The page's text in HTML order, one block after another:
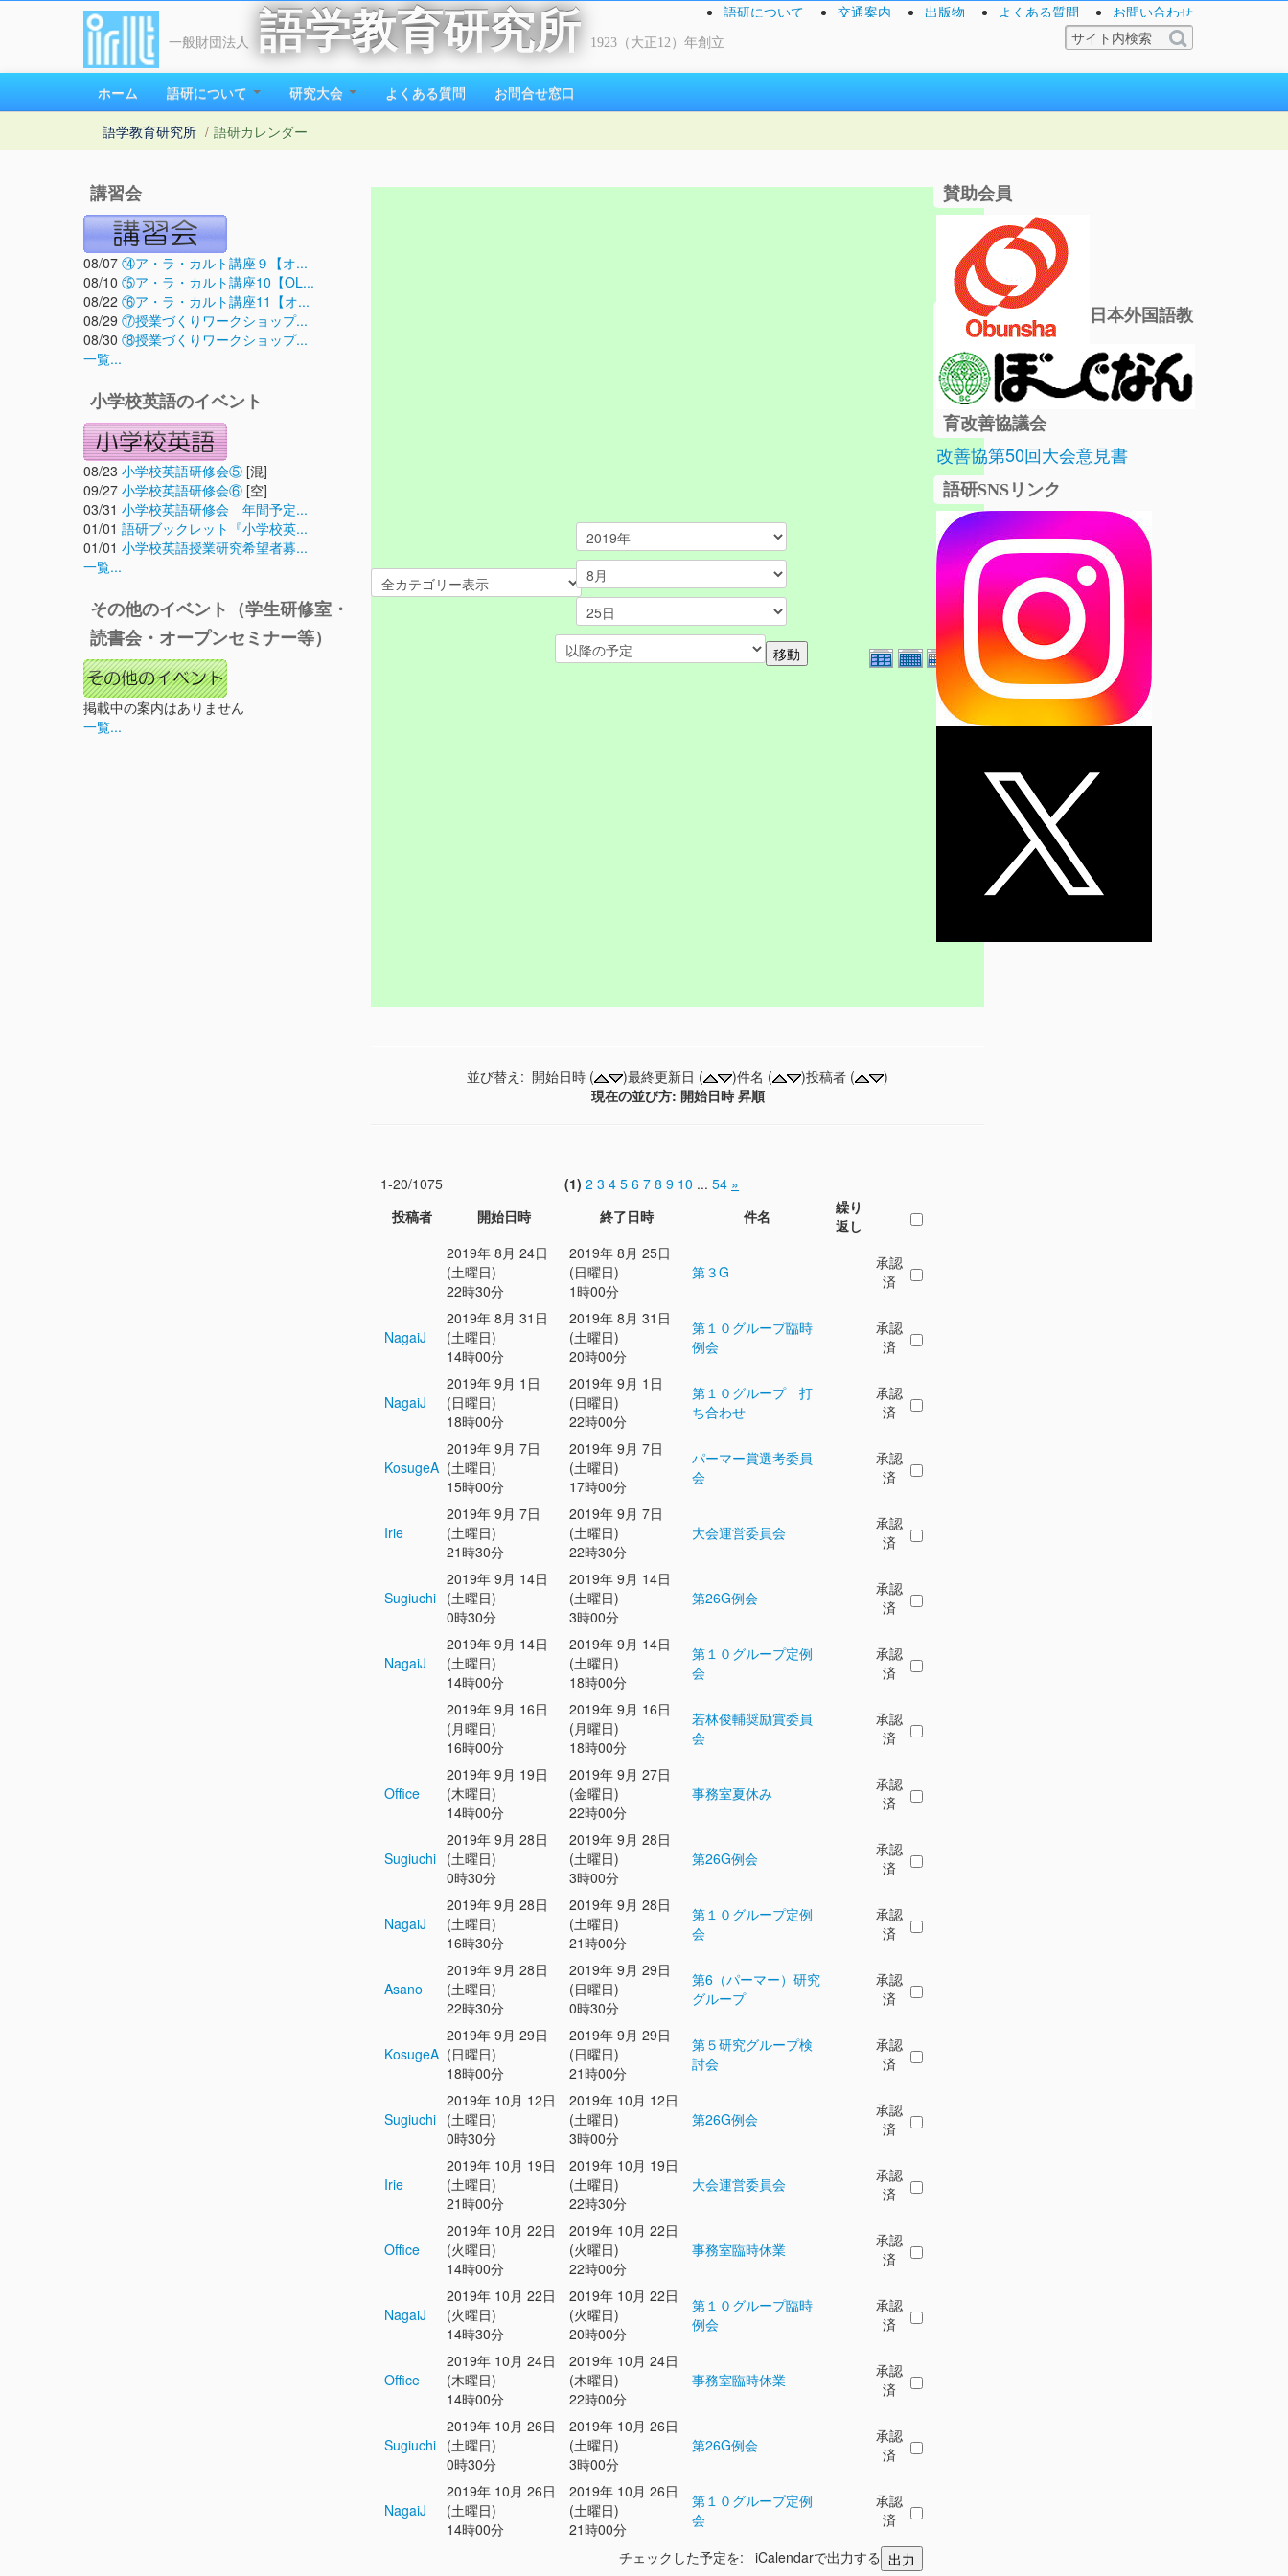
一般財団法人 語学教育研究所 1923（大正12）年創立
語研について 交通案内 出版物 よくある質問 お問い合わせ
ホーム 語研について 研究大会 よくある質問 お問合せ窓口
語学教育研究所 / 語研カレンダー
講習会
08/07 ⑭ア・ラ・カルト講座９【オ...
08/10 ⑮ア・ラ・カルト講座10【OL...
08/22 ⑯ア・ラ・カルト講座11【オ...
08/29 ⑰授業づくりワークショップ...
08/30 ⑱授業づくりワークショップ...
一覧...
小学校英語のイベント
08/23 小学校英語研修会⑤ [混]
09/27 小学校英語研修会⑥ [空]
03/31 小学校英語研修会 年間予定...
01/01 語研ブックレット『小学校英...
01/01 小学校英語授業研究希望者募...
一覧...
その他のイベント（学生研修室・
読書会・オープンセミナー等）
掲載中の案内はありません
一覧...
並び替え: 開始日時 ( )最終更新日 ( )件名 ( )投稿者 (
)
現在の並び方: 開始日時 昇順
1-20/1075 (1) 2 3 4 5 6 7 8 9 10 ... 54 »
投稿者
開始日時 終了日時 件名
繰り
返し
2019年 8月 24日
(土曜日)
22時30分
2019年 8月 25日
(日曜日)
1時00分
第３G
承認
済
NagaiJ
2019年 8月 31日
(土曜日)
14時00分
2019年 8月 31日
(土曜日)
20時00分
第１０グループ臨時
例会
承認
済
NagaiJ
2019年 9月 1日
(日曜日)
18時00分
2019年 9月 1日
(日曜日)
22時00分
第１０グループ 打
ち合わせ
承認
済
KosugeA
2019年 9月 7日
(土曜日)
15時00分
2019年 9月 7日
(土曜日)
17時00分
パーマー賞選考委員
会
承認
済
Irie
2019年 9月 7日
(土曜日)
21時30分
2019年 9月 7日
(土曜日)
22時30分
大会運営委員会
承認
済
Sugiuchi
2019年 9月 14日
(土曜日)
0時30分
2019年 9月 14日
(土曜日)
3時00分
第26G例会
承認
済
NagaiJ
2019年 9月 14日
(土曜日)
14時00分
2019年 9月 14日
(土曜日)
18時00分
第１０グループ定例
会
承認
済
2019年 9月 16日
(月曜日)
16時00分
2019年 9月 16日
(月曜日)
18時00分
若林俊輔奨励賞委員
会
承認
済
Office
2019年 9月 19日
(木曜日)
14時00分
2019年 9月 27日
(金曜日)
22時00分
事務室夏休み
承認
済
Sugiuchi
2019年 9月 28日
(土曜日)
0時30分
2019年 9月 28日
(土曜日)
3時00分
第26G例会
承認
済
NagaiJ
2019年 9月 28日
(土曜日)
16時30分
2019年 9月 28日
(土曜日)
21時00分
第１０グループ定例
会
承認
済
Asano
2019年 9月 28日
(土曜日)
22時30分
2019年 9月 29日
(日曜日)
0時30分
第6（パーマー）研究
グループ
承認
済
KosugeA
2019年 9月 29日
(日曜日)
18時00分
2019年 9月 29日
(日曜日)
21時00分
第５研究グループ検
討会
承認
済
Sugiuchi
2019年 10月 12日
(土曜日)
0時30分
2019年 10月 12日
(土曜日)
3時00分
第26G例会
承認
済
Irie
2019年 10月 19日
(土曜日)
21時00分
2019年 10月 19日
(土曜日)
22時30分
大会運営委員会
承認
済
Office
2019年 10月 22日
(火曜日)
14時00分
2019年 10月 22日
(火曜日)
22時00分
事務室臨時休業
承認
済
NagaiJ
2019年 10月 22日
(火曜日)
14時30分
2019年 10月 22日
(火曜日)
20時00分
第１０グループ臨時
例会
承認
済
Office
2019年 10月 24日
(木曜日)
14時00分
2019年 10月 24日
(木曜日)
22時00分
事務室臨時休業
承認
済
Sugiuchi
2019年 10月 26日
(土曜日)
0時30分
2019年 10月 26日
(土曜日)
3時00分
第26G例会
承認
済
NagaiJ
2019年 10月 26日
(土曜日)
14時00分
2019年 10月 26日
(土曜日)
21時00分
第１０グループ定例
会
承認
済
チェックした予定を: iCalendarで出力する
賛助会員
日本外国語教
育改善協議会
改善協第50回大会意見書
語研SNSリンク